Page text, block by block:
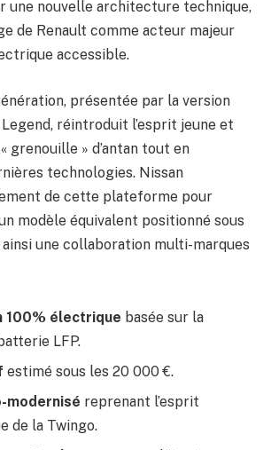
une nouvelle architecture technique,
de Renault comme acteur majeur
accessible.
présentée par la version
réintroduit l’esprit jeune et
grenouille » d’antan tout en
technologies. Nissan
de cette plateforme pour
modèle équivalent positionné sous
une collaboration multi-marques
100% électrique basée sur la
LFP.
estimé sous les 20 000 €.
modernisé reprenant l’esprit
de la Twingo.